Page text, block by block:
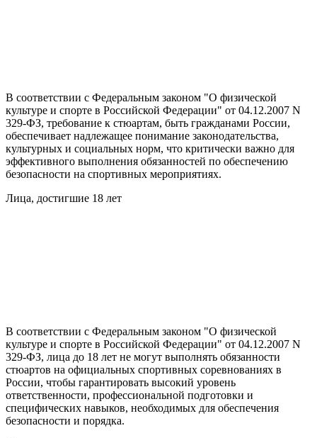
В соответствии с Федеральным законом "О физической
культуре и спорте в Российской Федерации" от 04.12.2007 N
329-ФЗ, требование к стюартам, быть гражданами России,
обеспечивает надлежащее понимание законодательства,
культурных и социальных норм, что критически важно для
эффективного выполнения обязанностей по обеспечению
безопасности на спортивных мероприятиях.
Лица, достигшие 18 лет
В соответствии с Федеральным законом "О физической
культуре и спорте в Российской Федерации" от 04.12.2007 N
329-ФЗ, лица до 18 лет не могут выполнять обязанности
стюартов на официальных спортивных соревнованиях в
России, чтобы гарантировать высокий уровень
ответственности, профессиональной подготовки и
специфических навыков, необходимых для обеспечения
безопасности и порядка.